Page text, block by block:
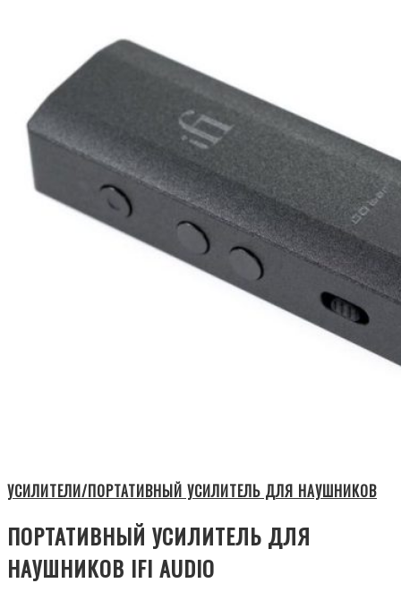
УСИЛИТЕЛИ/ПОРТАТИВНЫЙ УСИЛИТЕЛЬ ДЛЯ НАУШНИКОВ
ПОРТАТИВНЫЙ УСИЛИТЕЛЬ ДЛЯ
НАУШНИКОВ IFI AUDIO